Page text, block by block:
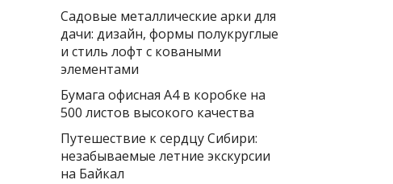
Садовые металлические арки для
дачи: дизайн, формы полукруглые
и стиль лофт с коваными
элементами
Бумага офисная А4 в коробке на
500 листов высокого качества
Путешествие к сердцу Сибири:
незабываемые летние экскурсии
на Байкал